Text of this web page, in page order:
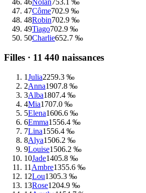
46Nolan753.1 ‰
47Côme702.9 ‰
48Robin702.9 ‰
49Tiago702.9 ‰
50Charlie652.7 ‰
Filles · 11 440 naissances
1Julia2259.3 ‰
2Anna1907.8 ‰
3Alba1807.4 ‰
4Mia1707.0 ‰
5Elena1606.6 ‰
6Emma1556.4 ‰
7Lina1556.4 ‰
8Alya1506.2 ‰
9Louise1506.2 ‰
10Jade1405.8 ‰
11 Ambre1355.6 ‰
12Lou1305.3 ‰
13Rose1204.9 ‰